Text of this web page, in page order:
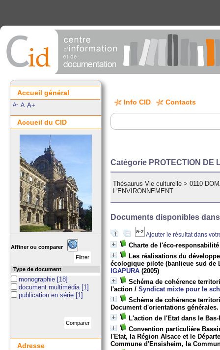
Info CID Contacts
Catégorie PROTECTION DE
Thésaurus Vie culturelle >0110
L'ENVIRONNEMENT
Documents disponibles
Ajouter le résultat dans
Charte de l'éco-
Les réalisations du
écologique pilote (banlieue sud de
IGAPURA (2005)
Schéma de cohérence
l'action /Syndicat mixte pour le
Schéma de cohérence
Document d'orientations
L'action de l'Etat dans le Bas-
Convention particulière
l'Etat, la Région Alsace et le
Commune d'Ensisheim, la
Accueil général
A- A A+
Accueil du CID
Affiner ou comparer
Type de document
monographie [18]
document multimédia [1]
publication en série [1]
Adresse